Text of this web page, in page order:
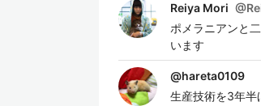
Reiya Mori @
ポメラニアンと
います
@hareta0109
生産技術を3年半